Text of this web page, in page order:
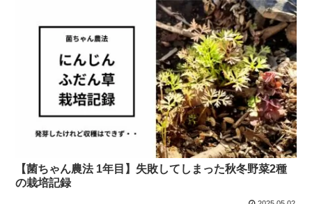
【菌ちゃん農法 1年目】失敗してしまった秋冬野菜2種
の栽培記録